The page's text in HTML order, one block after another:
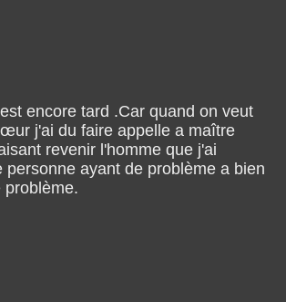
encore tard .Car quand on veut
j'ai du faire appelle a maître
revenir l'homme que j'ai
ayant de problème a bien
problème.